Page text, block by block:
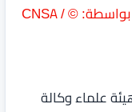
من حافة فوهة بركان صغيرة (الصورة بواسطة: © CNSA /
علماء وكالة